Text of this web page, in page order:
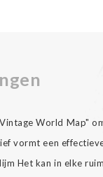
World Map"
vormt een
Het kan in elke